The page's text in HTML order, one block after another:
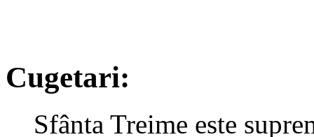
Cugetari:
Sfânta Treime este